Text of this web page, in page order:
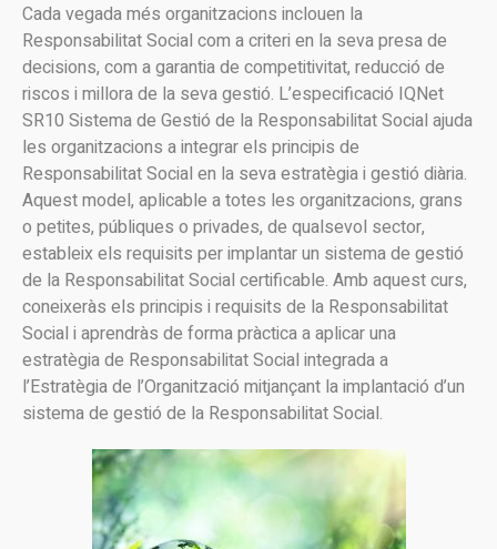
Cada vegada més organitzacions inclouen la
Responsabilitat Social com a criteri en la seva presa de
decisions, com a garantia de competitivitat, reducció de
riscos i millora de la seva gestió. L’especificació IQNet
SR10 Sistema de Gestió de la Responsabilitat Social ajuda
les organitzacions a integrar els principis de
Responsabilitat Social en la seva estratègia i gestió diària.
Aquest model, aplicable a totes les organitzacions, grans
o petites, públiques o privades, de qualsevol sector,
estableix els requisits per implantar un sistema de gestió
de la Responsabilitat Social certificable. Amb aquest curs,
coneixeràs els principis i requisits de la Responsabilitat
Social i aprendràs de forma pràctica a aplicar una
estratègia de Responsabilitat Social integrada a
l’Estratègia de l’Organització mitjançant la implantació d’un
sistema de gestió de la Responsabilitat Social.